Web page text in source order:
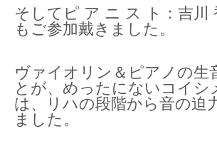
そしてピ ア ニ ス ト：吉
もご参加戴きました。
ヴァイオリン＆ピアノの生
とが、めったにないコイシ
は、リハの段階から音の迫
ました。